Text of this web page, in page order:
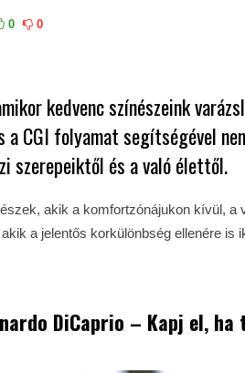
0 0
kedvenc színészeink
CGI folyamat segítségével
szerepeiktől és a való élettől.
akik a komfortzónájukon kívül, a
a jelentős korkülönbség ellenére is
DiCaprio – Kapj el, ha